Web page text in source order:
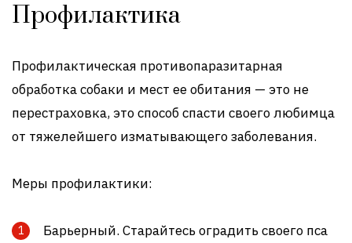
Профилактика
Профилактическая противопаразитарная
обработка собаки и мест ее обитания — это не
перестраховка, это способ спасти своего любимца
от тяжелейшего изматывающего заболевания.
Меры профилактики:
Барьерный. Старайтесь оградить своего пса